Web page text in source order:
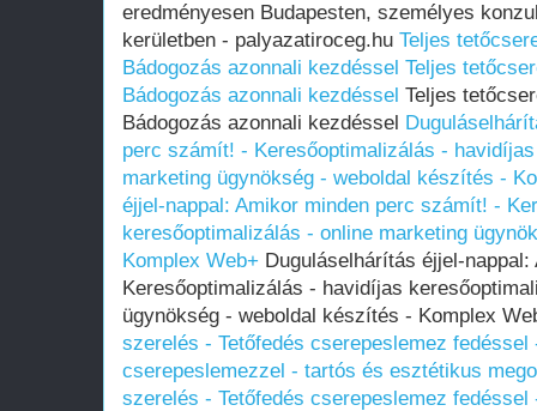
eredményesen Budapesten, személyes
kerületben - palyazatiroceg.hu Teljes
Bádogozás azonnali kezdéssel Teljes
Bádogozás azonnali kezdéssel Teljes
Bádogozás azonnali kezdéssel
perc számít! - Keresőoptimalizálás -
marketing ügynökség - weboldal készítés -
éjjel-nappal: Amikor minden perc számít! -
keresőoptimalizálás - online marketing
Komplex Web+ Duguláselhárítás éjjel-
Keresőoptimalizálás - havidíjas
ügynökség - weboldal készítés - Komplex
szerelés - Tetőfedés cserepeslemez fedéssel
cserepeslemezzel - tartós és esztétikus
szerelés - Tetőfedés cserepeslemez fedéssel